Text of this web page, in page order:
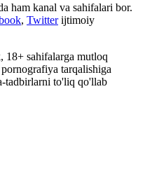
ham kanal va sahifalari bor.
, Twitter ijtimoiy
18+ sahifalarga mutloq
tarqalishiga
tadbirlarni to'liq qo'llab